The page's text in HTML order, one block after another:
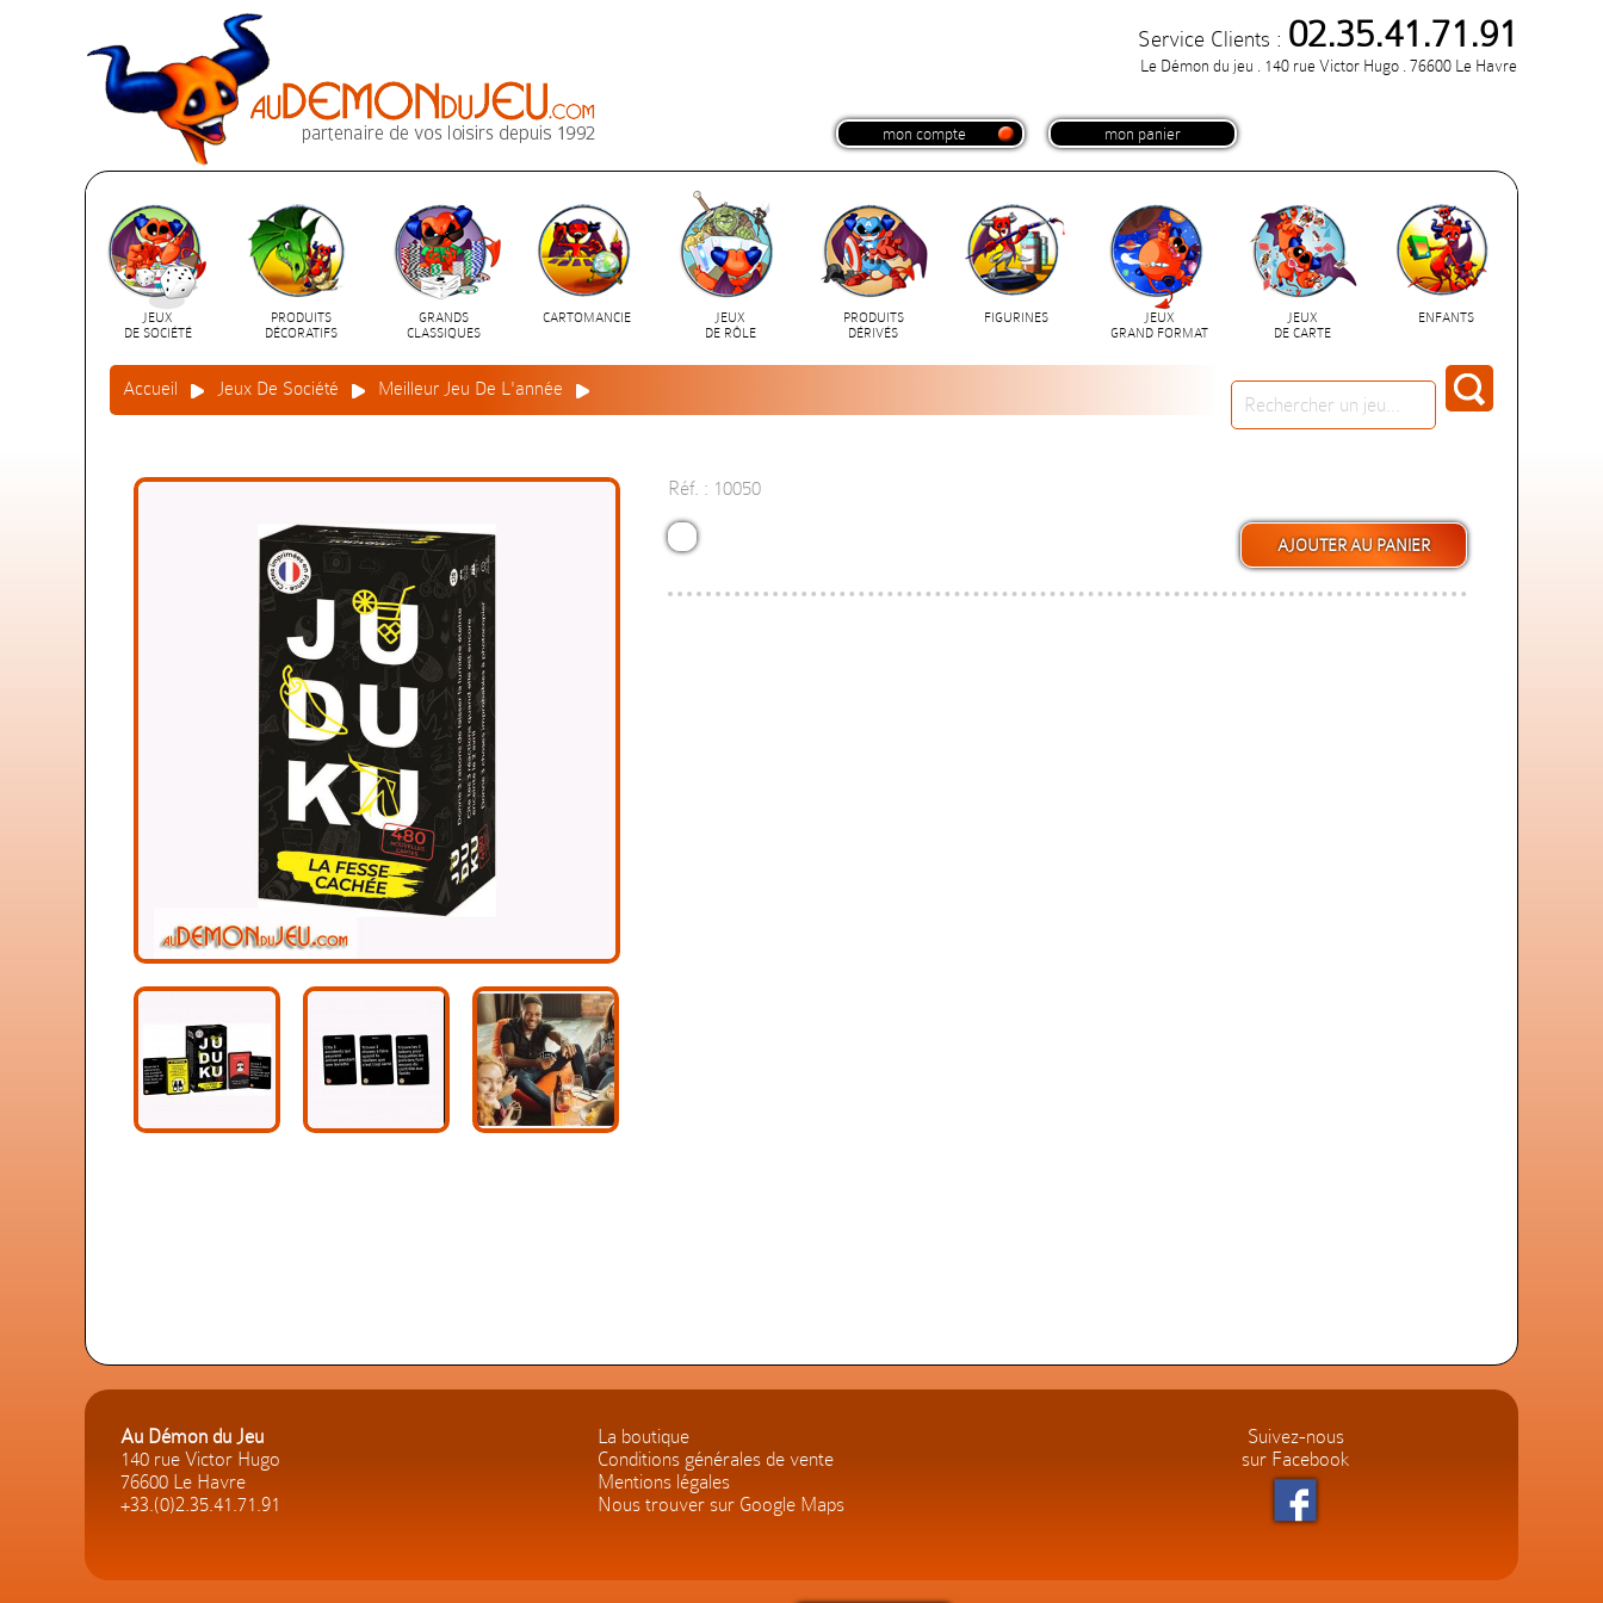
Service Clients : 02.35.41.71.91
Le Démon du jeu . 140 rue Victor Hugo . 76600 Le Havre
mon compte mon panier
JEUX
DE SOCIÉTÉ
PRODUITS
DÉCORATIFS
GRANDS
CLASSIQUES
CARTOMANCIE
JEUX
DE RÔLE
PRODUITS
DÉRIVÉS
FIGURINES
JEUX
GRAND FORMAT
JEUX
DE CARTE
ENFANTS
Accueil Jeux De Société Meilleur Jeu De L'année
Réf. : 10050
Au Démon du Jeu
140 rue Victor Hugo
76600 Le Havre
+33.(0)2.35.41.71.91
La boutique
Conditions générales de vente
Mentions légales
Nous trouver sur Google Maps
Suivez-nous
sur Facebook